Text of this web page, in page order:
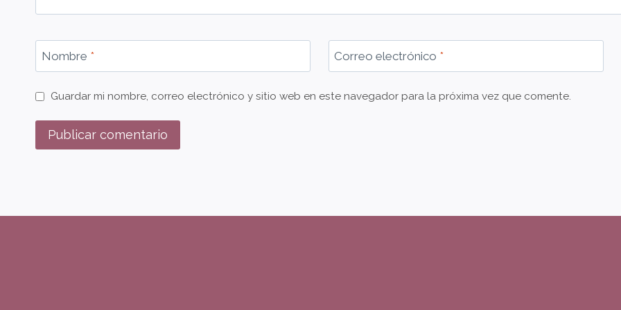
Nombre * Correo electrónico *
Guardar mi nombre, correo electrónico y sitio web en este navegador para la próxima vez que comente.